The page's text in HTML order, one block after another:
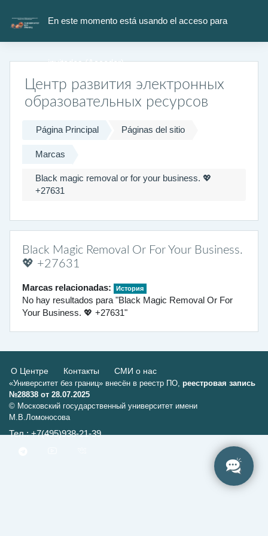
En este momento está usando el acceso para
invitados (Acceder)
Центр развития электронных
образовательных ресурсов
Página Principal Páginas del sitio
Marcas
Black magic removal or for your business. 💖
+27631
Black Magic Removal Or For Your Business.
💖 +27631
Marcas relacionadas: История
No hay resultados para "Black Magic Removal Or For
Your Business. 💖 +27631"
О Центре Контакты СМИ о нас
«Университет без границ» внесён в реестр ПО, реестровая запись
№28838 от 28.07.2025
© Московский государственный университет имени
М.В.Ломоносова
Тел.: +7(495)938-21-39